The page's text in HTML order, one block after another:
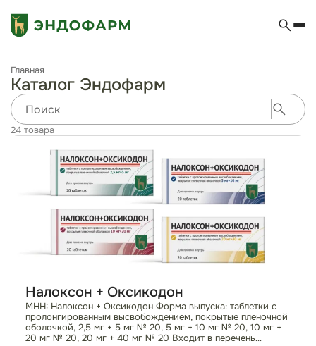
Главная
Каталог Эндофарм
24 товара
Налоксон + Оксикодон
МНН: Налоксон + Оксикодон Форма выпуска: таблетки с
пролонгированным высвобождением, покрытые пленочной
оболочкой, 2,5 мг + 5 мг № 20, 5 мг + 10 мг № 20, 10 мг +
20 мг № 20, 20 мг + 40 мг № 20 Входит в перечень